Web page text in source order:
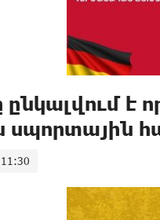
է
սպորտային